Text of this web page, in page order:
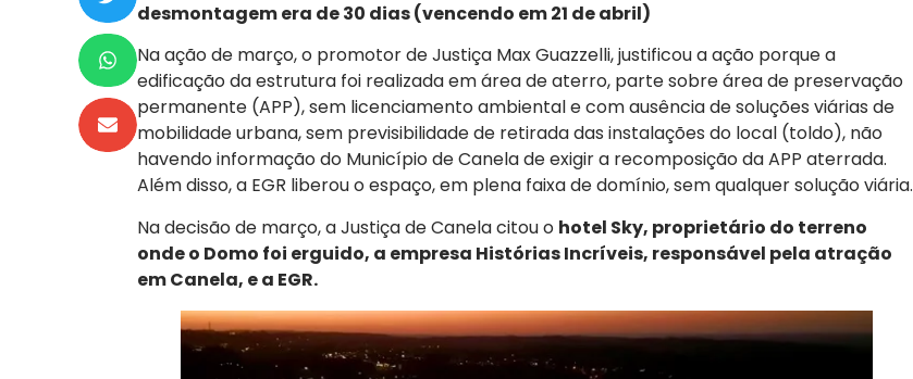
desmontagem era de 30 dias (vencendo em 21 de abril)
Na ação de março, o promotor de Justiça Max Guazzelli, justificou a ação porque a
edificação da estrutura foi realizada em área de aterro, parte sobre área de preservação
permanente (APP), sem licenciamento ambiental e com ausência de soluções viárias de
mobilidade urbana, sem previsibilidade de retirada das instalações do local (toldo), não
havendo informação do Município de Canela de exigir a recomposição da APP aterrada.
Além disso, a EGR liberou o espaço, em plena faixa de domínio, sem qualquer solução viária.
Na decisão de março, a Justiça de Canela citou o hotel Sky, proprietário do terreno
onde o Domo foi erguido, a empresa Histórias Incríveis, responsável pela atração
em Canela, e a EGR.